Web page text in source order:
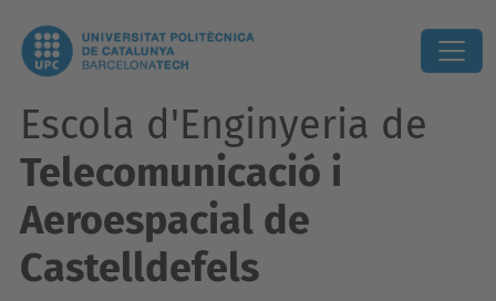
Escola d'Enginyeria de
Telecomunicació i
Aeroespacial de
Castelldefels